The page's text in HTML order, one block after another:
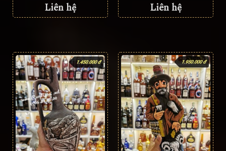
Liên hệ Liên hệ